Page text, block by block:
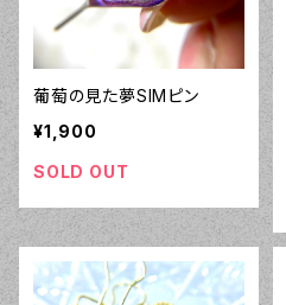
葡萄の見た夢SIMピン
¥1,900
SOLD OUT